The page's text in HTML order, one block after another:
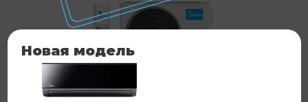
Новая модель